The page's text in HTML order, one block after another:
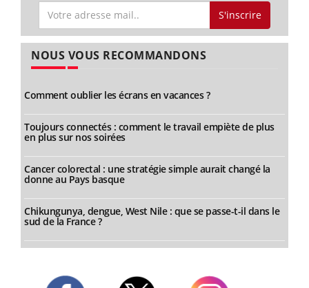
S'inscrire
NOUS VOUS RECOMMANDONS
Comment oublier les écrans en vacances ?
Toujours connectés : comment le travail empiète de plus
en plus sur nos soirées
Cancer colorectal : une stratégie simple aurait changé la
donne au Pays basque
Chikungunya, dengue, West Nile : que se passe-t-il dans le
sud de la France ?